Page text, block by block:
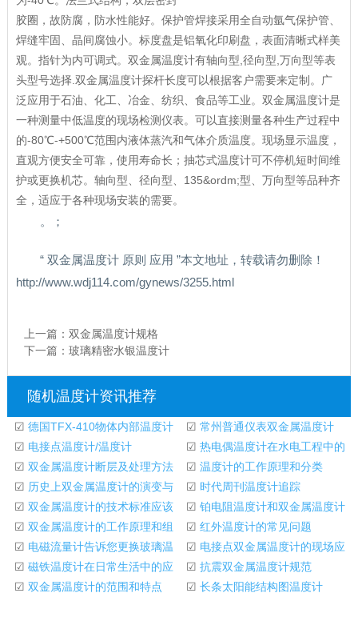
胶圈，故防腐，防水性能好。保护管焊接采用全自动氩气保护管、
焊缝牢固、晶间腐蚀小。标度盘是铝氧化印刷盘，表面清晰式样美
观。指针为内可调式。双金属温度计有轴向型,径向型,万向型等表
头型号选择.双金属温度计探杆长度可以根据客户需要来定制。广
泛应用于石油、化工、冶金、纺织、食品等工业。双金属温度计是
一种测量中低温度的现场检测仪表。可以直接测量各种生产过程中
的-80℃-+500℃范围内液体蒸汽和气体介质温度。现场显示温度，
直观方便安全可靠，使用寿命长；抽芯式温度计可不停机短时间维
护或更换机芯。轴向型、径向型、135&ordm;型、万向型等品种齐
全，适应于各种现场安装的需要。
。；
“ 双金属温度计 原则 应用 ”本文地址，转载请勿删除！
http://www.wdj114.com/gynews/3255.html
上一篇： 双金属温度计规格
下一篇： 玻璃精密水银温度计
随机温度计资讯推荐
☑ 德国TFX-410物体内部温度计 ☑ 常州普通仪表双金属温度计
☑ 电接点温度计/温度计 ☑ 热电偶温度计在水电工程中的
实际应用
☑ 双金属温度计断层及处理方法 ☑ 温度计的工作原理和分类
☑ 历史上双金属温度计的演变与
发展
☑ 时代周刊温度计追踪
☑ 双金属温度计的技术标准应该
是什么？
☑ 铂电阻温度计和双金属温度计
不同
☑ 双金属温度计的工作原理和组
成部分
☑ 红外温度计的常见问题
☑ 电磁流量计告诉您更换玻璃温
度计的步骤
☑ 电接点双金属温度计的现场应
用
☑ 磁铁温度计在日常生活中的应
用
☑ 抗震双金属温度计规范
☑ 双金属温度计的范围和特点 ☑ 长条太阳能结构图温度计